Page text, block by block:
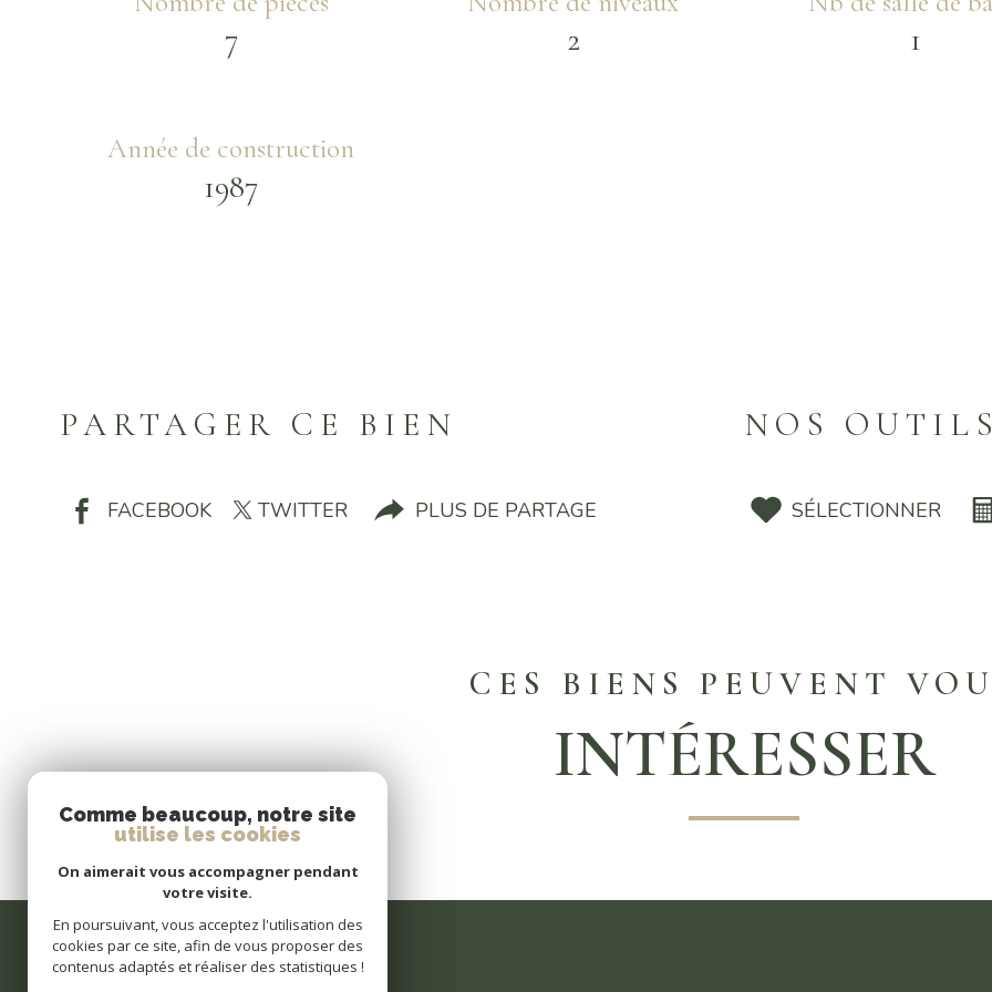
7 2 1
Année de construction
1987
PARTAGER CE BIEN
FACEBOOK TWITTER PLUS DE PARTAGE
NOS OUTILS
SÉLECTIONNER
CES BIENS PEUVENT
INTÉRESSER
Comme beaucoup, notre site
utilise les cookies
On aimerait vous accompagner pendant
votre visite.
En poursuivant, vous acceptez l'utilisation des
cookies par ce site, afin de vous proposer des
contenus adaptés et réaliser des statistiques !